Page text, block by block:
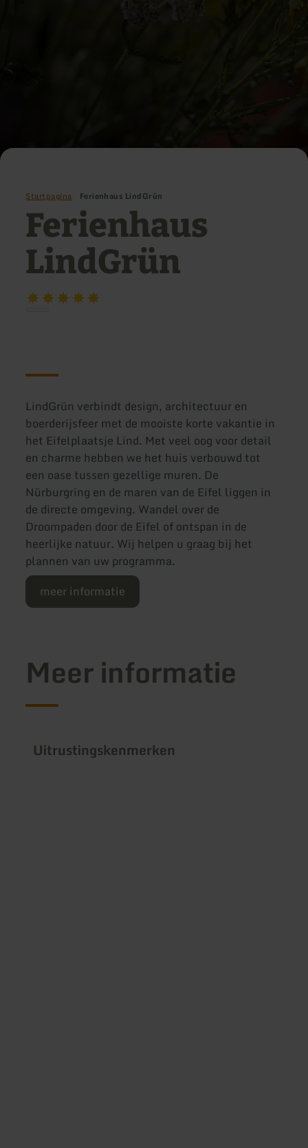
Startpagina Ferienhaus LindGrün
Ferienhaus
LindGrün
LindGrün verbindt design, architectuur en
boerderijsfeer met de mooiste korte vakantie in
het Eifelplaatsje Lind. Met veel oog voor detail
en charme hebben we het huis verbouwd tot
een oase tussen gezellige muren. De
Nürburgring en de maren van de Eifel liggen in
de directe omgeving. Wandel over de
Droompaden door de Eifel of ontspan in de
heerlijke natuur. Wij helpen u graag bij het
plannen van uw programma.
meer informatie
Meer informatie
Uitrustingskenmerken